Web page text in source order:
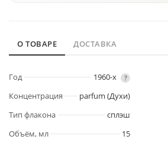
О ТОВАРЕ ДОСТАВКА
Год 1960-х ?
Концентрация
parfum (Духи)
Тип флакона
сплэш
Объём, мл
15